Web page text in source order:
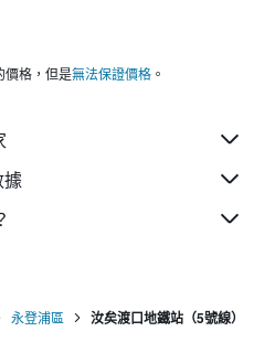
年的翻新工程
價格，但是無法保證價格 。
據
永登浦區 汝矣渡口地鐵站（5號線）